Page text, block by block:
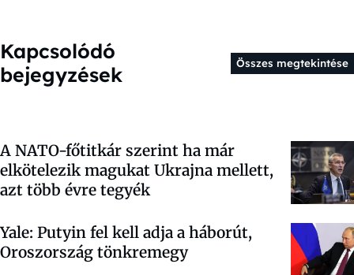
Kapcsolódó
bejegyzések
Összes megtekintése
A NATO-főtitkár szerint ha már
elkötelezik magukat Ukrajna mellett,
azt több évre tegyék
Yale: Putyin fel kell adja a háborút,
Oroszország tönkremegy